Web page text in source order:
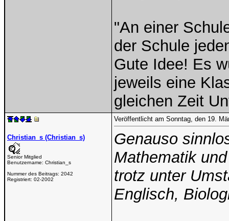
"An einer
der Schule
Gute Idee! Es
jeweils eine
gleichen Zeit
Christian_s (Christian_s)
Senior Mitglied
Benutzername: Christian_s
Nummer des Beitrags: 2042
Registriert: 02-2002
Veröffentlicht am Sonntag, den 19.
Genauso
Mathematik
trotz unter
Englisch,